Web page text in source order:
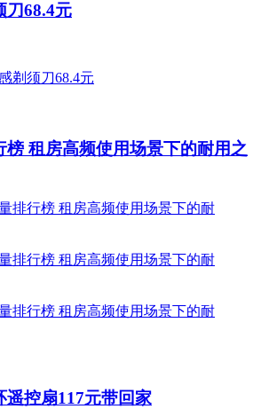
刀68.4元
榜 租房高频使用场景下的耐用之
遥控扇117元带回家